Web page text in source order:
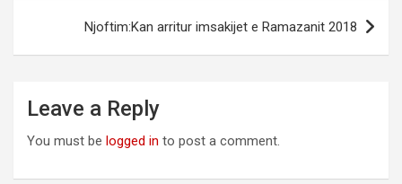
Njoftim:Kan arritur imsakijet e Ramazanit 2018
Leave a Reply
You must be logged in to post a comment.